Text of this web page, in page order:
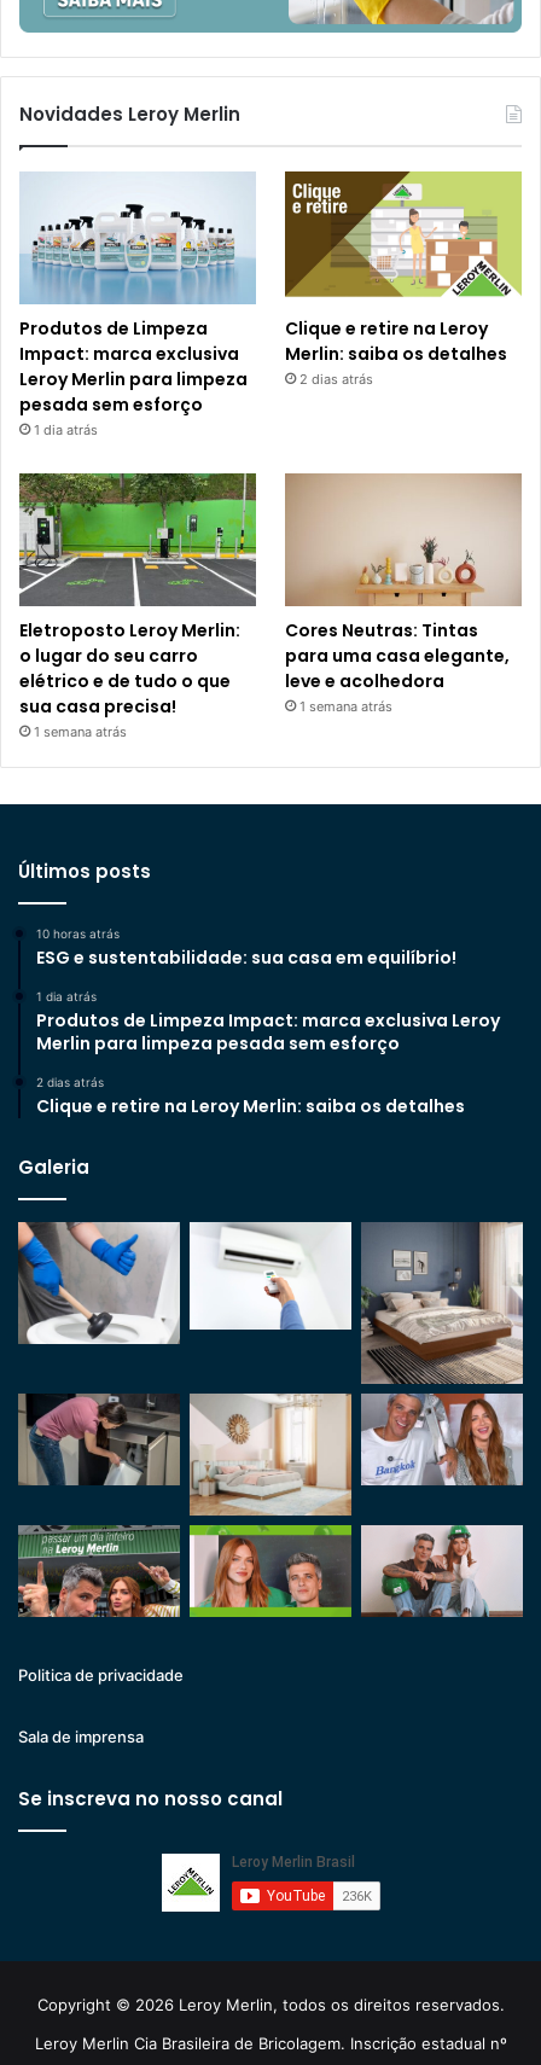
Novidades Leroy Merlin
Produtos de Limpeza
Impact: marca exclusiva
Leroy Merlin para limpeza
pesada sem esforço
1 dia atrás
Clique e retire na Leroy
Merlin: saiba os detalhes
2 dias atrás
Eletroposto Leroy Merlin:
o lugar do seu carro
elétrico e de tudo o que
sua casa precisa!
1 semana atrás
Cores Neutras: Tintas
para uma casa elegante,
leve e acolhedora
1 semana atrás
Últimos posts
10 horas atrás
ESG e sustentabilidade: sua casa em equilíbrio!
1 dia atrás
Produtos de Limpeza Impact: marca exclusiva Leroy
Merlin para limpeza pesada sem esforço
2 dias atrás
Clique e retire na Leroy Merlin: saiba os detalhes
Galeria
Politica de privacidade
Sala de imprensa
Se inscreva no nosso canal
Copyright © 2026 Leroy Merlin, todos os direitos reservados.
Leroy Merlin Cia Brasileira de Bricolagem. Inscrição estadual nº